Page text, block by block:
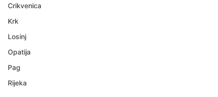
Crikvenica
Krk
Losinj
Opatija
Pag
Rijeka